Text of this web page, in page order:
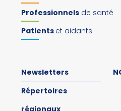
Professionnels de santé
Patients et aidants
Newsletters
Répertoires
régionaux